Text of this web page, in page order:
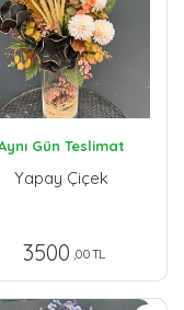
Gün Teslimat
Yapay Çiçek
3500 ,00 TL